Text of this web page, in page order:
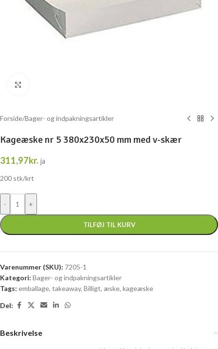
Forside/Bager- og indpakningsartikler
Kageæske nr 5 380x230x50 mm med v-skær
311,97kr. ja
200 stk/krt
TILFØJ TIL KURV
Varenummer (SKU): 7205-1
Kategori: Bager- og indpakningsartikler
Tags: emballage, takeaway, Billigt, æske, kageæske
Del:
Beskrivelse